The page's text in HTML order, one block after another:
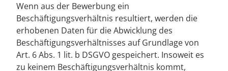
Wenn aus der Bewerbung ein
Beschäftigungsverhältnis resultiert, werden die
erhobenen Daten für die Abwicklung des
Beschäftigungsverhältnisses auf Grundlage von
Art. 6 Abs. 1 lit. b DSGVO gespeichert. Insoweit es
zu keinem Beschäftigungsverhältnis kommt,